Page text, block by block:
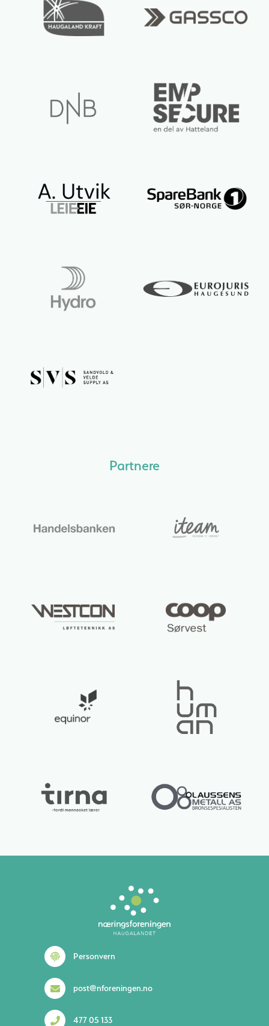
Partnere
Personvern
post@nforeningen.no
477 05 133